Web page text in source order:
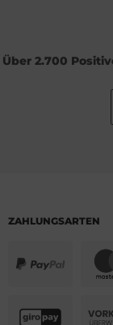
Über 2.700
ZAHLUNGSARTEN